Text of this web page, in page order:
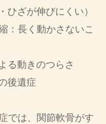
ひざが伸びにくい）
：長く動かさないこ
る動きのつらさ
後遺症
では、関節軟骨がす